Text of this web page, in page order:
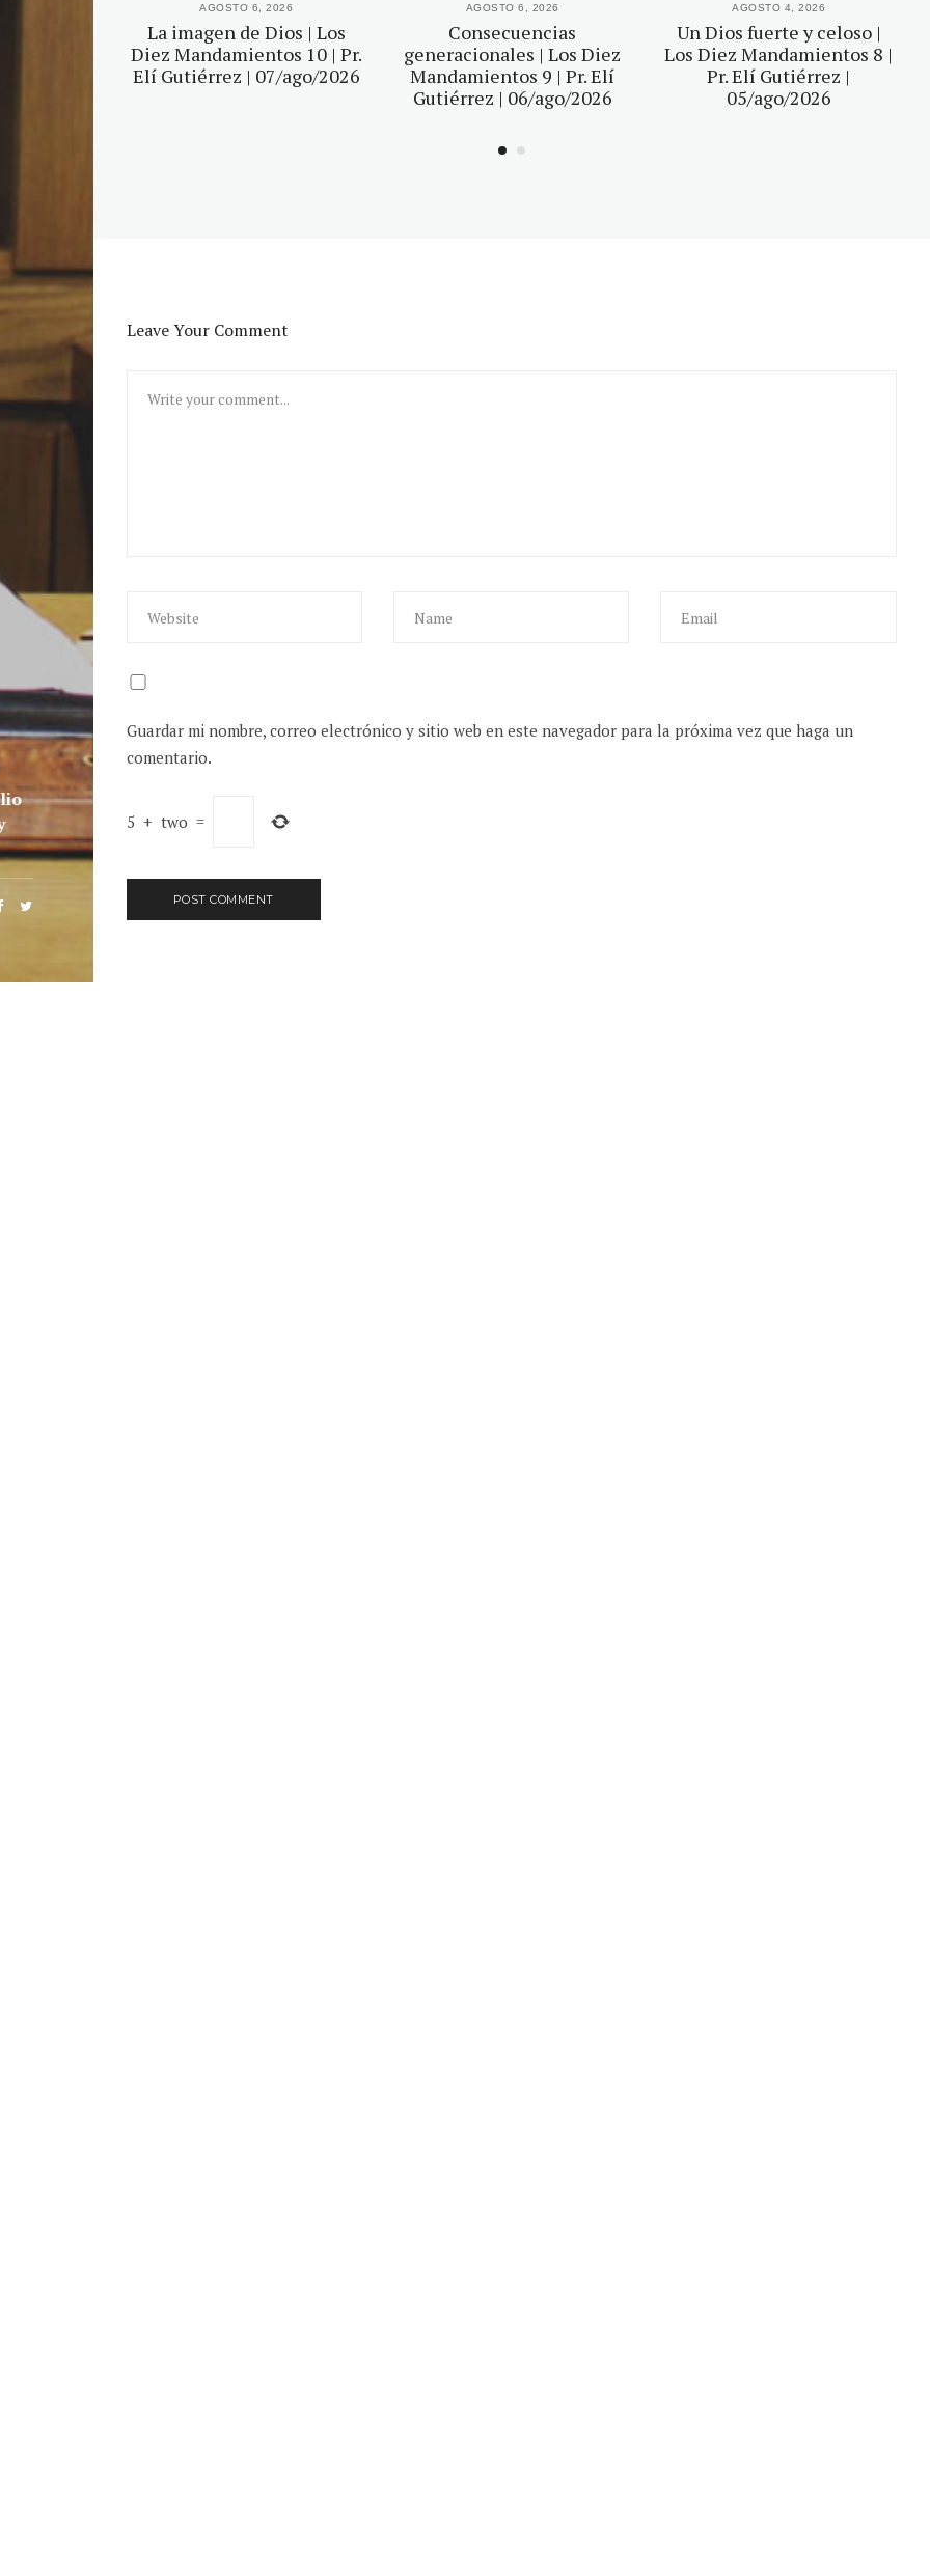
AGOSTO 6, 2026
La imagen de Dios | Los
Diez Mandamientos 10 | Pr.
Elí Gutiérrez | 07/ago/2026
AGOSTO 6, 2026
Consecuencias
generacionales | Los Diez
Mandamientos 9 | Pr. Elí
Gutiérrez | 06/ago/2026
AGOSTO 4, 2026
Un Dios fuerte y celoso |
Los Diez Mandamientos 8 |
Pr. Elí Gutiérrez |
05/ago/2026
Leave Your Comment
Guardar mi nombre, correo electrónico y sitio web en este navegador para la próxima vez que haga un
comentario.
5 + two =